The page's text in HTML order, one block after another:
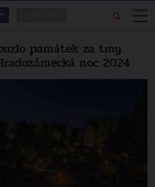
památek za tmy.
noc 2024